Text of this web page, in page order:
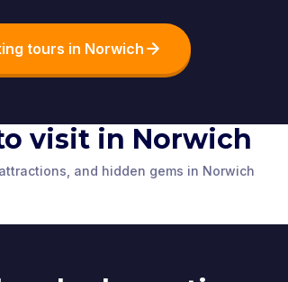
tours in Norwich
visit in Norwich
and hidden gems in Norwich
Norwich Cathedral